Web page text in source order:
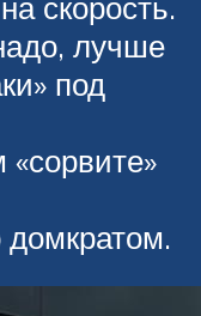
лучше
под